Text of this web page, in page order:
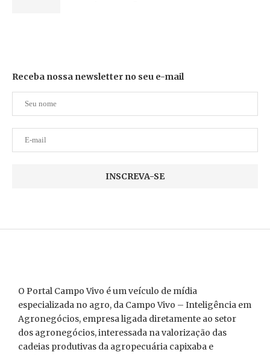
Receba nossa newsletter no seu e-mail
O Portal Campo Vivo é um veículo de mídia
especializada no agro, da Campo Vivo – Inteligência em
Agronegócios, empresa ligada diretamente ao setor
dos agronegócios, interessada na valorização das
cadeias produtivas da agropecuária capixaba e